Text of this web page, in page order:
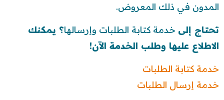
المدون في ذلك المعروض.
تحتاج إلى خدمة كتابة الطلبات وإرسالها؟ يمكنك
الاطلاع عليها وطلب الخدمة الآن!
خدمة كتابة الطلبات
خدمة إرسال الطلبات